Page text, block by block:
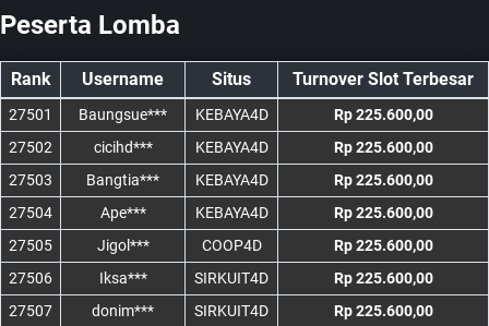
Peserta Lomba
Rank Username Situs Turnover Slot Terbesar
27501 Baungsue*** KEBAYA4D
Rp 225.600,00
27502
cicihd*** KEBAYA4D
Rp 225.600,00
27503
Bangtia*** KEBAYA4D
Rp 225.600,00
27504
Ape*** KEBAYA4D
Rp 225.600,00
27505
Jigol*** COOP4D
Rp 225.600,00
27506
Iksa*** SIRKUIT4D
Rp 225.600,00
27507
donim*** SIRKUIT4D
Rp 225.600,00